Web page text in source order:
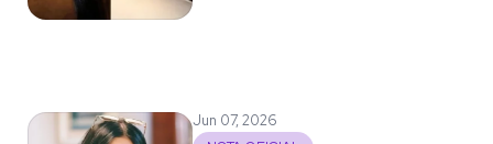
Jun 07, 2026